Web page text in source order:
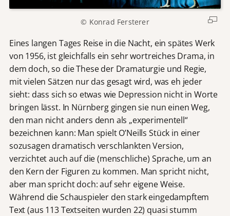
© Konrad Fersterer
Eines langen Tages Reise in die Nacht, ein spätes Werk
von 1956, ist gleichfalls ein sehr wortreiches Drama, in
dem doch, so die These der Dramaturgie und Regie,
mit vielen Sätzen nur das gesagt wird, was eh jeder
sieht: dass sich so etwas wie Depression nicht in Worte
bringen lässt. In Nürnberg gingen sie nun einen Weg,
den man nicht anders denn als „experimentell“
bezeichnen kann: Man spielt O’Neills Stück in einer
sozusagen dramatisch verschlankten Version,
verzichtet auch auf die (menschliche) Sprache, um an
den Kern der Figuren zu kommen. Man spricht nicht,
aber man spricht doch: auf sehr eigene Weise.
Während die Schauspieler den stark eingedampftem
Text (aus 113 Textseiten wurden 22) quasi stumm